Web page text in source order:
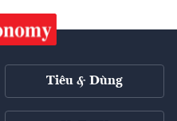
Tiêu & Dùng